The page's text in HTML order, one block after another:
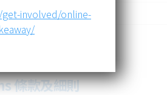
involved/online-
條款及細則